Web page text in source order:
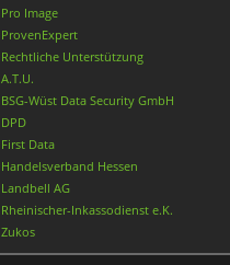
Pro Image
ProvenExpert
Rechtliche Unterstützung
A.T.U.
BSG-Wüst Data Security GmbH
DPD
First Data
Handelsverband Hessen
Landbell AG
Rheinischer-Inkassodienst e.K.
Zukos